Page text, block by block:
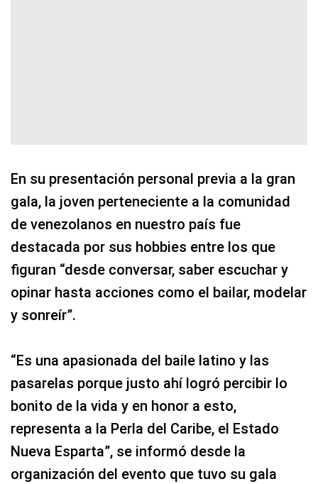
En su presentación personal previa a la gran
gala, la joven perteneciente a la comunidad
de venezolanos en nuestro país fue
destacada por sus hobbies entre los que
figuran “desde conversar, saber escuchar y
opinar hasta acciones como el bailar, modelar
y sonreír”.
“Es una apasionada del baile latino y las
pasarelas porque justo ahí logró percibir lo
bonito de la vida y en honor a esto,
representa a la Perla del Caribe, el Estado
Nueva Esparta”, se informó desde la
organización del evento que tuvo su gala